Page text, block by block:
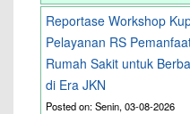
Reportase Workshop
Pelayanan RS
Rumah Sakit untuk
di Era JKN
Posted on: Senin, 03-08-2026